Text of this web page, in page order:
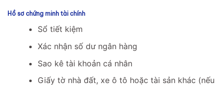
Hồ sơ chứng minh tài chính
Sổ tiết kiệm
Xác nhận số dư ngân hàng
Sao kê tài khoản cá nhân
Giấy tờ nhà đất, xe ô tô hoặc tài sản khác (nếu